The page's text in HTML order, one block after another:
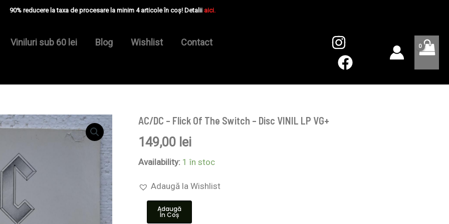
90% reducere la taxa de procesare la minim 4 articole în coș! Detalii aici.
Viniluri sub 60 lei Blog Wishlist Contact
AC/DC – Flick Of The Switch – Disc VINIL LP VG+
149,00 lei
Availability: 1 în stoc
Adaugă la Wishlist
Cantitate
–
Flick
Of
-
Disc
Adaugă
În Coș
Disc
VINIL
VG+